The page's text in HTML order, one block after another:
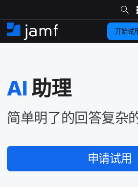
​
至
​
内
容
站
​内
​搜
索
首
​
开始试
AI 助理
简单明​了​的​回答​复杂​
申请​试用